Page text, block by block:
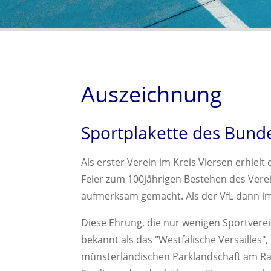
Auszeichnung
Sportplakette des
Als erster Verein im Kreis Viersen
Feier zum 100jährigen Bestehen des
aufmerksam gemacht. Als der VfL dann
Diese Ehrung, die nur wenigen
bekannt als das Westfälische Versailles ,
münsterländischen Parklandschaft am